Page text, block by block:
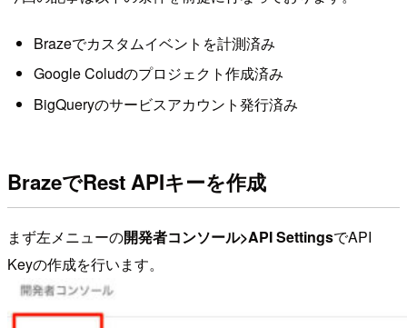
Brazeでカスタムイベントを計測済み
Google Coludのプロジェクト作成済み
BigQueryのサービスアカウント発行済み
BrazeでRest APIキーを作成
まず左メニューの開発者コンソール>API SettingsでAPI
Keyの作成を行います。